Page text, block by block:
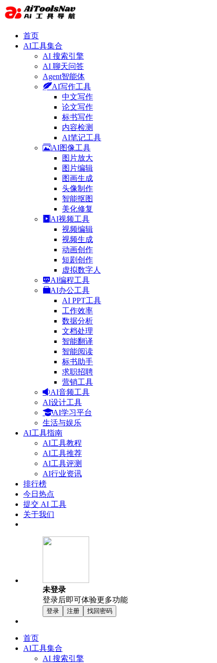
首页
AI工具集合
AI 搜索引擎
AI 聊天问答
Agent智能体
AI写作工具
中文写作
论文写作
标书写作
内容检测
AI笔记工具
AI图像工具
图片放大
图片编辑
图画生成
头像制作
智能抠图
美化修复
AI视频工具
视频编辑
视频生成
动画创作
短剧创作
虚拟数字人
AI编程工具
AI办公工具
AI PPT工具
工作效率
数据分析
文档处理
智能翻译
智能阅读
标书助手
求职招聘
营销工具
AI音频工具
AI设计工具
AI学习平台
生活与娱乐
AI工具指南
AI工具教程
AI工具推荐
AI工具评测
AI行业资讯
排行榜
今日热点
提交 AI 工具
关于我们
未登录
登录后即可体验更多功能
登录 注册 找回密码
首页
AI工具集合
AI 搜索引擎